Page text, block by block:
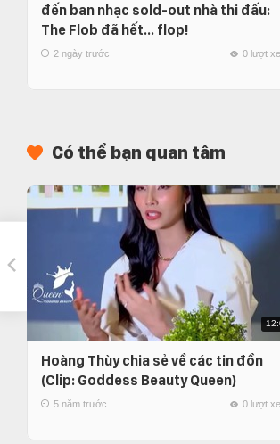
đến ban nhạc sold-out nhà thi đấu:
The Flob đã hết… flop!
2 ngày trước 0 lượt
Có thể bạn quan tâm
Hoàng Thùy chia sẻ về các tin đồn
(Clip: Goddess Beauty Queen)
5 năm trước 0 lượt